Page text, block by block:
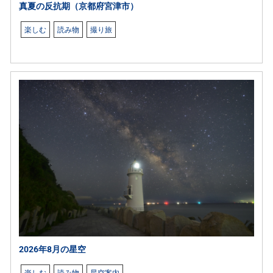
真夏の反抗期（京都府宮津市）
楽しむ 読み物 撮り旅
2026年8月の星空